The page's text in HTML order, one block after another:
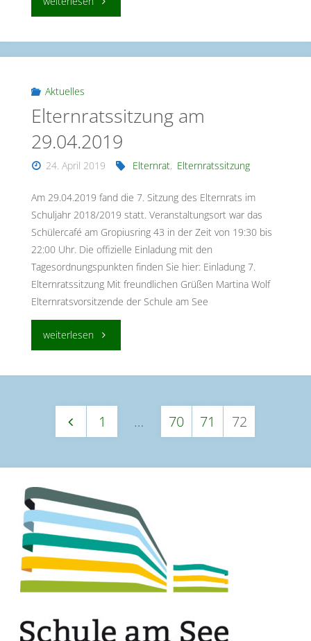
27.05.2019"
Aktuelles
Elternratssitzung am
29.04.2019
24. April 2019 Elternrat, Elternratssitzung
Am 29.04.2019 fand die 7. Sitzung des Elternrats im
Schuljahr 2018/2019 statt. Veranstaltungsort war das
Schülercafé am Gropiusring 43 in der Zeit von 19:30 bis
22:00 Uhr. Die offizielle Einladung mit den
Tagesordnungspunkten finden Sie hier: Einladung 7.
Elternratssitzung Mit freundlichen Grüßen Martina Wolf
Elternratsvorsitzende der Schule am See
weiterlesen "Elternratssitzung
der
Beiträge
1 … 70 71 72